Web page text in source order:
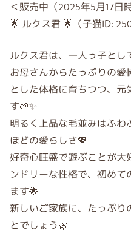
＜販売中（2025年5月17日
🌟 ルクス君 🌟（子猫ID:
ルクス君は、一人っ子とし
お母さんからたっぷりの愛
とした体格に育ちつつ、
す🌱✨
明るく上品な毛並みはふわ
ほどの愛らしさ💖
好奇心旺盛で遊ぶことが大
ンドリーな性格で、初め
ます🌟
新しいご家族に、たっぷり
とでしょう🌿